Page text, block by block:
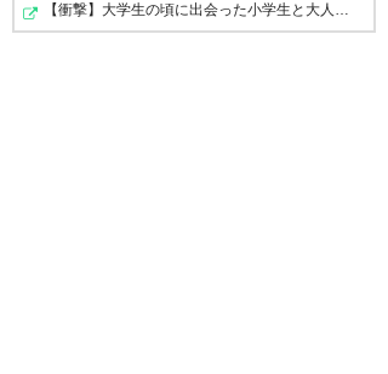
【衝撃】大学生の頃に出会った小学生と大人になってから…